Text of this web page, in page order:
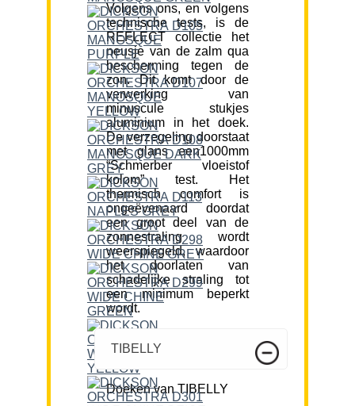
Volgens ons, en volgens
technische tests, is de
REFLECT collectie het
neusje van de zalm qua
bescherming tegen de
zon. Dit komt door de
verwerking van
minuscule stukjes
aluminium in het doek.
De verzegeling doorstaat
met glans een1000mm
“Schmerber vloeistof
kolom” test. Het
thermisch comfort is
ongeëvenaard doordat
een groot deel van de
zonnestraling wordt
weerspiegeld, waardoor
het doorlaten van
schadelijke straling tot
een minimum beperkt
wordt.
TIBELLY
Doeken van TIBELLY